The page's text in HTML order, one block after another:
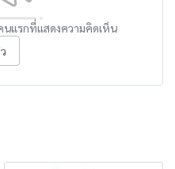
นแรกที่แสดงความคิดเห็น